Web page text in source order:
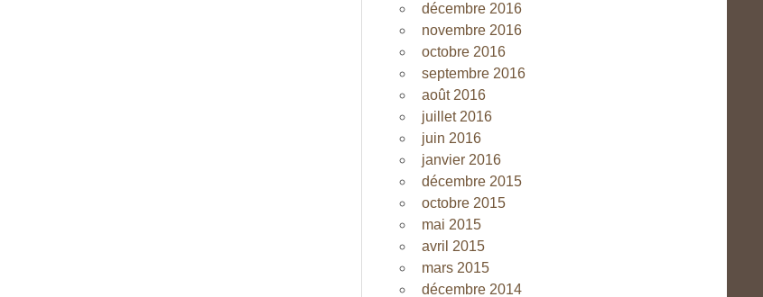
décembre 2016
novembre 2016
octobre 2016
septembre 2016
août 2016
juillet 2016
juin 2016
janvier 2016
décembre 2015
octobre 2015
mai 2015
avril 2015
mars 2015
décembre 2014